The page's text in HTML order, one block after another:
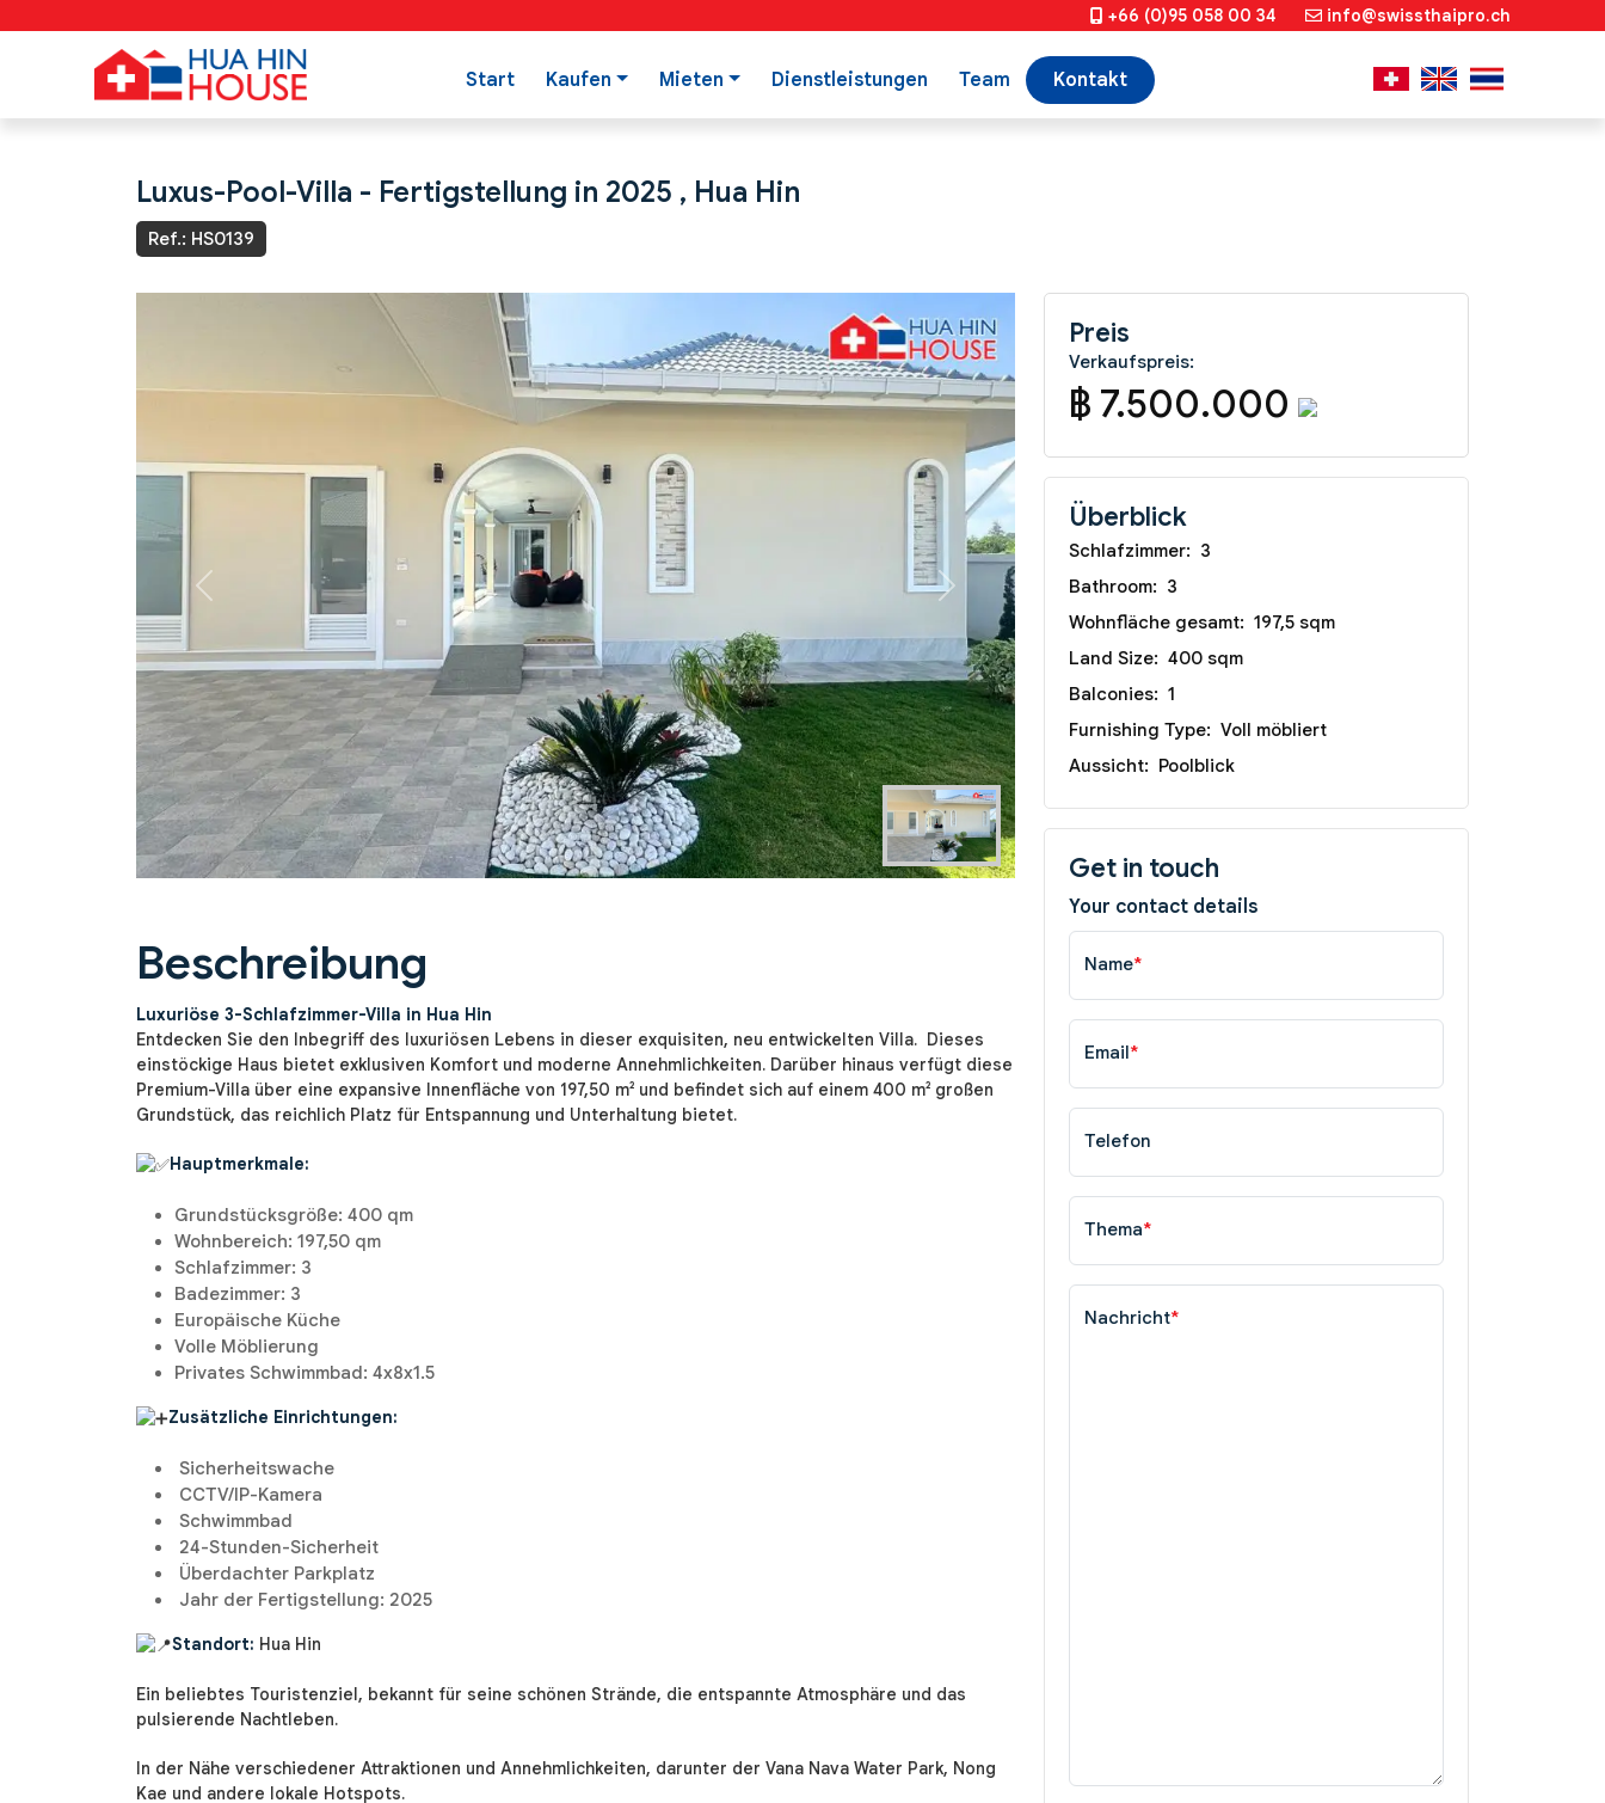
+66 (0)95 058 00 34 info@swissthaipro.ch
Start Kaufen Mieten Dienstleistungen Team Kontakt
Luxus-Pool-Villa - Fertigstellung in 2025 , Hua Hin
Ref.: HS0139
Previous Next
Beschreibung
Luxuriöse 3-Schlafzimmer-Villa in Hua Hin
Entdecken Sie den Inbegriff des luxuriösen Lebens in dieser exquisiten, neu entwickelten Villa. Dieses
einstöckige Haus bietet exklusiven Komfort und moderne Annehmlichkeiten. Darüber hinaus verfügt diese
Premium-Villa über eine expansive Innenfläche von 197,50 m² und befindet sich auf einem 400 m² großen
Grundstück, das reichlich Platz für Entspannung und Unterhaltung bietet.
Hauptmerkmale:
Grundstücksgröße: 400 qm
Wohnbereich: 197,50 qm
Schlafzimmer: 3
Badezimmer: 3
Europäische Küche
Volle Möblierung
Privates Schwimmbad: 4x8x1.5
Zusätzliche Einrichtungen:
Sicherheitswache
CCTV/IP-Kamera
Schwimmbad
24-Stunden-Sicherheit
Überdachter Parkplatz
Jahr der Fertigstellung: 2025
Standort: Hua Hin
Ein beliebtes Touristenziel, bekannt für seine schönen Strände, die entspannte Atmosphäre und das
pulsierende Nachtleben.
In der Nähe verschiedener Attraktionen und Annehmlichkeiten, darunter der Vana Nava Water Park, Nong
Kae und andere lokale Hotspots.
Preis
Verkaufspreis:
฿ 7.500.000
Überblick
Schlafzimmer: 3
Bathroom: 3
Wohnfläche gesamt: 197,5 sqm
Land Size: 400 sqm
Balconies: 1
Furnishing Type: Voll möbliert
Aussicht: Poolblick
Get in touch
Your contact details
Name*
Email*
Telefon
Thema*
Nachricht*